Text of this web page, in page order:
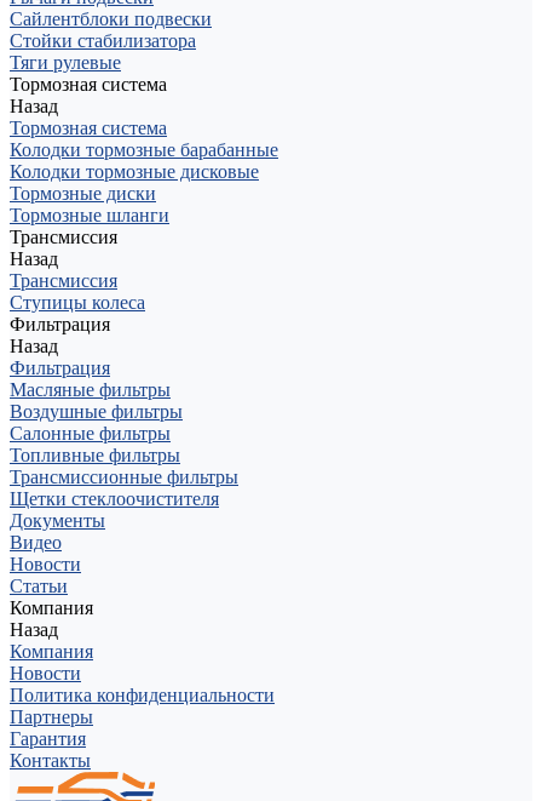
Сайлентблоки подвески
Стойки стабилизатора
Тяги рулевые
Тормозная система
Назад
Тормозная система
Колодки тормозные барабанные
Колодки тормозные дисковые
Тормозные диски
Тормозные шланги
Трансмиссия
Назад
Трансмиссия
Ступицы колеса
Фильтрация
Назад
Фильтрация
Масляные фильтры
Воздушные фильтры
Салонные фильтры
Топливные фильтры
Трансмиссионные фильтры
Щетки стеклоочистителя
Документы
Видео
Новости
Статьи
Компания
Назад
Компания
Новости
Политика конфиденциальности
Партнеры
Гарантия
Контакты